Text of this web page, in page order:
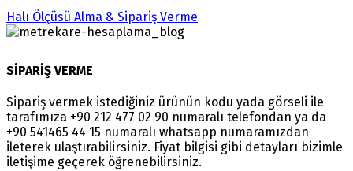
Halı Ölçüsü Alma & Sipariş Verme
SİPARİŞ VERME
Sipariş vermek istediğiniz ürünün kodu yada görseli ile
tarafımıza +90 212 477 02 90 numaralı telefondan ya da
+90 541465 44 15 numaralı whatsapp numaramızdan
ileterek ulaştırabilirsiniz. Fiyat bilgisi gibi detayları bizimle
iletişime geçerek öğrenebilirsiniz.